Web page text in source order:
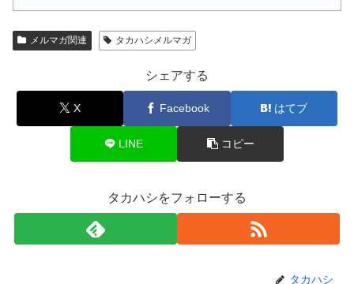
メルマガ関連 タカハシメルマガ
シェアする
X Facebook はてブ
LINE コピー
タカハシをフォローする
タカハシ